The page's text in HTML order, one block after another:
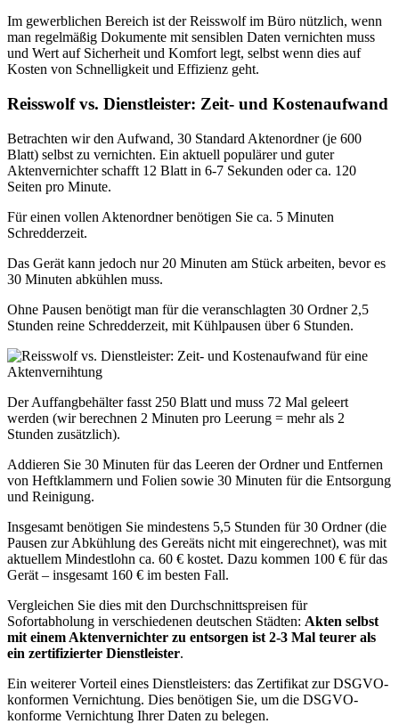
Im gewerblichen Bereich ist der Reisswolf im Büro nützlich, wenn
man regelmäßig Dokumente mit sensiblen Daten vernichten muss
und Wert auf Sicherheit und Komfort legt, selbst wenn dies auf
Kosten von Schnelligkeit und Effizienz geht.
Reisswolf vs. Dienstleister: Zeit- und Kostenaufwand
Betrachten wir den Aufwand, 30 Standard Aktenordner (je 600
Blatt) selbst zu vernichten. Ein aktuell populärer und guter
Aktenvernichter schafft 12 Blatt in 6-7 Sekunden oder ca. 120
Seiten pro Minute.
Für einen vollen Aktenordner benötigen Sie ca. 5 Minuten
Schredderzeit.
Das Gerät kann jedoch nur 20 Minuten am Stück arbeiten, bevor es
30 Minuten abkühlen muss.
Ohne Pausen benötigt man für die veranschlagten 30 Ordner 2,5
Stunden reine Schredderzeit, mit Kühlpausen über 6 Stunden.
Der Auffangbehälter fasst 250 Blatt und muss 72 Mal geleert
werden (wir berechnen 2 Minuten pro Leerung = mehr als 2
Stunden zusätzlich).
Addieren Sie 30 Minuten für das Leeren der Ordner und Entfernen
von Heftklammern und Folien sowie 30 Minuten für die Entsorgung
und Reinigung.
Insgesamt benötigen Sie mindestens 5,5 Stunden für 30 Ordner (die
Pausen zur Abkühlung des Gereäts nicht mit eingerechnet), was mit
aktuellem Mindestlohn ca. 60 € kostet. Dazu kommen 100 € für das
Gerät – insgesamt 160 € im besten Fall.
Vergleichen Sie dies mit den Durchschnittspreisen für
Sofortabholung in verschiedenen deutschen Städten: Akten selbst
mit einem Aktenvernichter zu entsorgen ist 2-3 Mal teurer als
ein zertifizierter Dienstleister.
Ein weiterer Vorteil eines Dienstleisters: das Zertifikat zur DSGVO-
konformen Vernichtung. Dies benötigen Sie, um die DSGVO-
konforme Vernichtung Ihrer Daten zu belegen.